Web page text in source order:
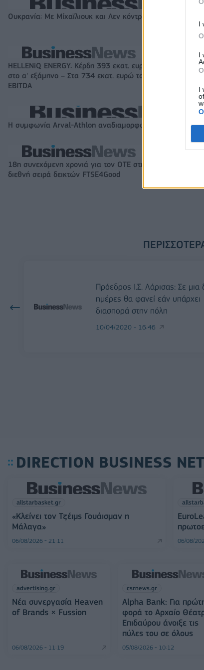
I
I
I
Ουκρανία: Με Μίχαϊλιουκ και Λεν κόντρα στην Ελλάδα
HELLENiQ ENERGY: Κέρδη 393 εκατ. ευρώ
στο α' εξάμηνο – Στα 734 εκατ. ευρώ τα
EBITDA
Viohalco:
στο α'
446 εκατ.
Η συμφωνία Arval-Athlon αναδιαμορφώνει την αγορά
18η συνεχόμενη χρονιά για τον ΟΤΕ στη
διεθνή σειρά δεικτών FTSE4Good
Alpha
Θέατρο
Πρόεδρος Ι.Σ. Λάρισας: Σε μια
ημέρες θα φανεί εάν υπάρχει
διασπορά στην πόλη
10/04/2020 - 16:46
DIRECTION BUSINESS
allstarbasket.gr
«Κλείνει τον Τζέιμς Γουάισμαν η
Μάλαγα»
06/08/2026 - 21:11 06/08/
advertising.gr
Νέα συνεργασία Heaven
of Brands × Fussion
06/08/2026 - 11:19
csrnews.gr
Alpha Bank: Για
φορά το Αρχαίο
Επιδαύρου άνοιξε τις
πύλες του σε όλους
05/08/2026 - 10:12